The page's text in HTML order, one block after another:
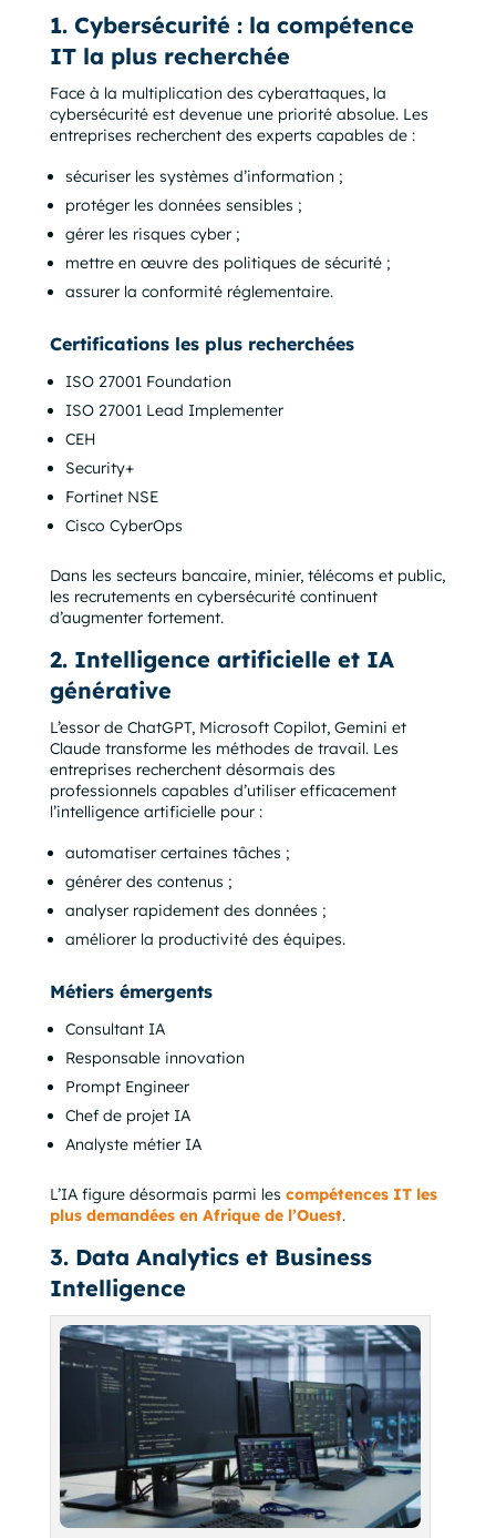
1. Cybersécurité : la compétence
IT la plus recherchée
Face à la multiplication des cyberattaques, la
cybersécurité est devenue une priorité absolue. Les
entreprises recherchent des experts capables de :
sécuriser les systèmes d’information ;
protéger les données sensibles ;
gérer les risques cyber ;
mettre en œuvre des politiques de sécurité ;
assurer la conformité réglementaire.
Certifications les plus recherchées
ISO 27001 Foundation
ISO 27001 Lead Implementer
CEH
Security+
Fortinet NSE
Cisco CyberOps
Dans les secteurs bancaire, minier, télécoms et public,
les recrutements en cybersécurité continuent
d’augmenter fortement.
2. Intelligence artificielle et IA
générative
L’essor de ChatGPT, Microsoft Copilot, Gemini et
Claude transforme les méthodes de travail. Les
entreprises recherchent désormais des
professionnels capables d’utiliser efficacement
l’intelligence artificielle pour :
automatiser certaines tâches ;
générer des contenus ;
analyser rapidement des données ;
améliorer la productivité des équipes.
Métiers émergents
Consultant IA
Responsable innovation
Prompt Engineer
Chef de projet IA
Analyste métier IA
L’IA figure désormais parmi les compétences IT les
plus demandées en Afrique de l’Ouest.
3. Data Analytics et Business
Intelligence